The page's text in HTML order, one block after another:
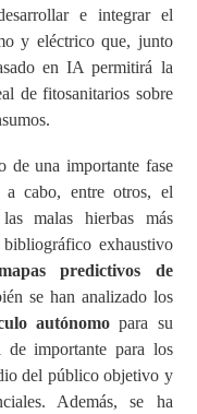
e integrar el
y eléctrico que, junto
en IA permitirá la
de fitosanitarios sobre
de una importante fase
cabo, entre otros, el
malas hierbas más
exhaustivo
predictivos de
se han analizado los
autónomo para su
de importante para los
del público objetivo y
Además, se ha